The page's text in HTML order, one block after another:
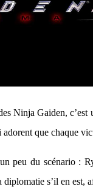
Ninja Gaiden,
que chaque
peu du scénario :
s’il en est,